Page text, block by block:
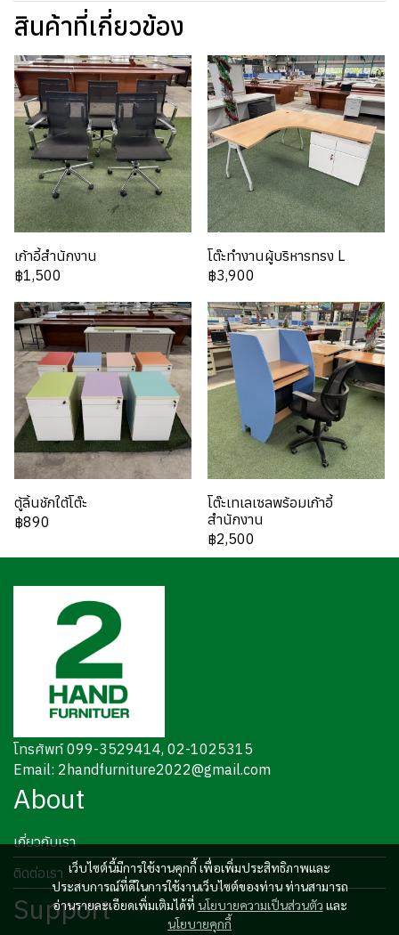
สินค้าที่เกี่ยวข้อง
เก้าอี้สำนักงาน
฿1,500
โต๊ะทำงานผู้บริหารทรง L
฿3,900
ตู้ลิ้นชักใต้โต๊ะ
฿890
โต๊ะเทเลเซลพร้อมเก้าอี้
สำนักงาน
฿2,500
เว็บไซต์นี้มีการใช้งานคุกกี้ เพื่อเพิ่มประสิทธิภาพและ
ประสบการณ์ที่ดีในการใช้งานเว็บไซต์ของท่าน ท่านสามารถ
อ่านรายละเอียดเพิ่มเติมได้ที่ นโยบายความเป็นส่วนตัว และ
นโยบายคุกกี้
โทรศัพท์ 099-3529414, 02-1025315
Email: 2handfurniture2022@gmail.com
About
เกี่ยวกับเรา
ติดต่อเรา
Support